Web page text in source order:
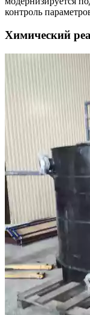
контроль
Химический